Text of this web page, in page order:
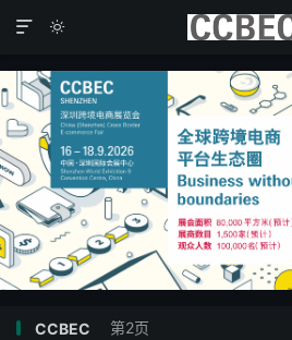


CCBEC 第2页